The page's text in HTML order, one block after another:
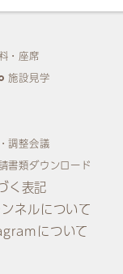
・座席
施設見学
調整会議
書類ダウンロード
く表記
ネルについて
について